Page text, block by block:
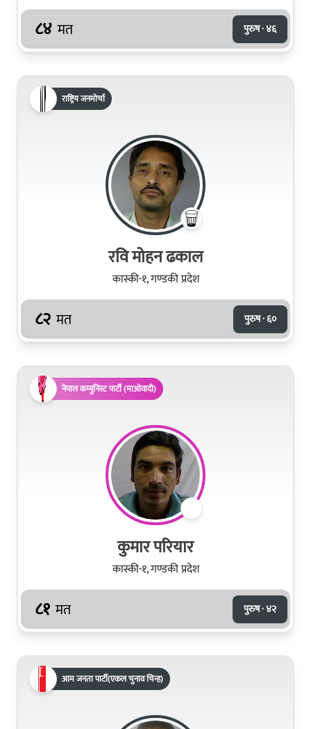
८४ मत पुरुष · ४६
राष्ट्रिय जनमोर्चा
रवि मोहन ढकाल
कास्की-१, गण्डकी प्रदेश
८२ मत पुरुष · ६०
नेपाल कम्युनिस्ट पार्टी (माओवादी)
कुमार परियार
कास्की-१, गण्डकी प्रदेश
८१ मत पुरुष · ४२
आम जनता पार्टी(एकल चुनाव चिन्ह)